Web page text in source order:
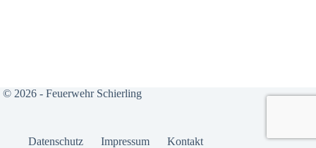
© 2026 - Feuerwehr Schierling
Daten­schutz Impres­sum Kon­takt